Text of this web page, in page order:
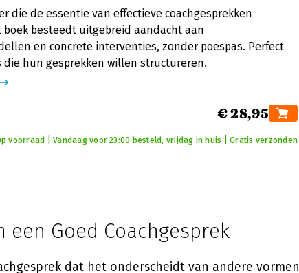
die de essentie van effectieve coachgesprekken
boek besteedt uitgebreid aandacht aan
en concrete interventies, zonder poespas. Perfect
die hun gesprekken willen structureren.
€ 28,95
voorraad | Vandaag voor 23:00 besteld, vrijdag in huis | Gratis verzonden
een Goed Coachgesprek
dat het onderscheidt van andere vormen